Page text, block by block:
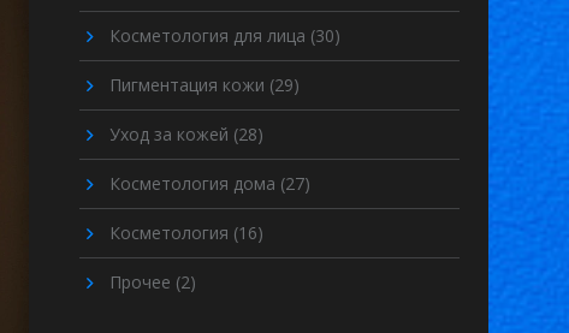
Косметология для лица (30)
Пигментация кожи (29)
Уход за кожей (28)
Косметология дома (27)
Косметология (16)
Прочее (2)